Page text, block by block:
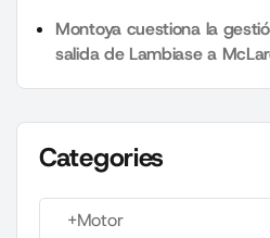
Montoya cuestiona la
salida de Lambiase a
Categories
+Motor